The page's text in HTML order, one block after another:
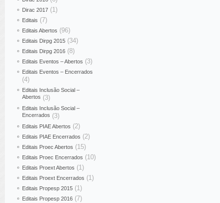
Dirac 2017 (1)
Editais (7)
Editais Abertos (96)
Editais Dirpg 2015 (34)
Editais Dirpg 2016 (8)
Editais Eventos – Abertos (3)
Editais Eventos – Encerrados
(4)
Editais Inclusão Social –
Abertos (3)
Editais Inclusão Social –
Encerrados (3)
Editais PIAE Abertos (2)
Editais PIAE Encerrados (2)
Editais Proec Abertos (15)
Editais Proec Encerrados (10)
Editais Proext Abertos (1)
Editais Proext Encerrados (1)
Editais Propesp 2015 (1)
Editais Propesp 2016 (7)